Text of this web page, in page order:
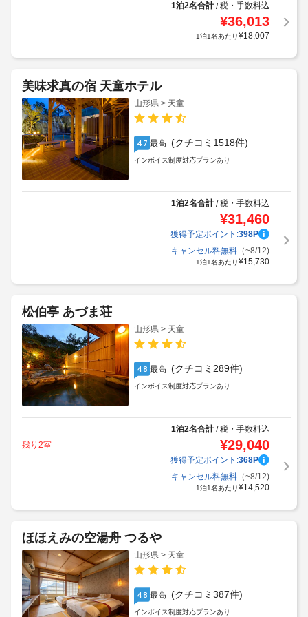
1泊2名合計/税・手数料込
¥36,013
1泊1名あたり¥18,007
美味求真の宿 天童ホテル
山形県 > 天童
4.7 最高 (クチコミ1518件)
インボイス制度対応プランあり
1泊2名合計/税・手数料込
¥31,460
獲得予定ポイント:398P
キャンセル料無料（~8/12)
1泊1名あたり¥15,730
松伯亭 あづま荘
山形県 > 天童
4.8 最高 (クチコミ289件)
インボイス制度対応プランあり
1泊2名合計/税・手数料込
残り2室
¥29,040
獲得予定ポイント:368P
キャンセル料無料（~8/12)
1泊1名あたり¥14,520
ほほえみの空湯舟 つるや
山形県 > 天童
4.8 最高 (クチコミ387件)
インボイス制度対応プランあり